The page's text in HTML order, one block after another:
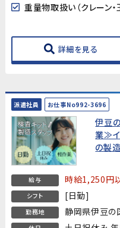
詳細を見る
派遣社員 お仕事No992-3696
伊豆
業≫イ
の製造
給与 時給1,250円
シフト [日勤]
勤務地 静岡県伊豆の